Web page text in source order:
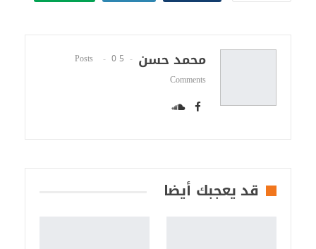
محمد حسن 5 Posts
0
Comments
قد يعجبك أيضا